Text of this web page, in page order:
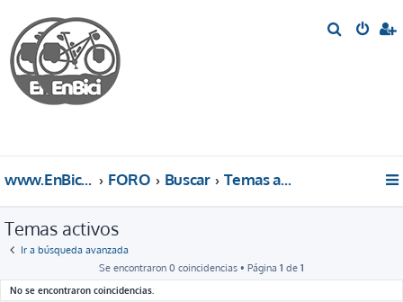
www.EnBici.eu FORO Buscar Temas activos
Temas activos
Ir a búsqueda avanzada
Se encontraron 0 coincidencias • Página 1 de 1
No se encontraron coincidencias.